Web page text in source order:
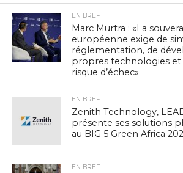
EN BREF
Marc Murtra : «La
européenne exige de
réglementation, de
propres technologies et
risque d’échec»
EN BREF
Zenith Technology,
présente ses solutions
au BIG 5 Green Africa
EN BREF